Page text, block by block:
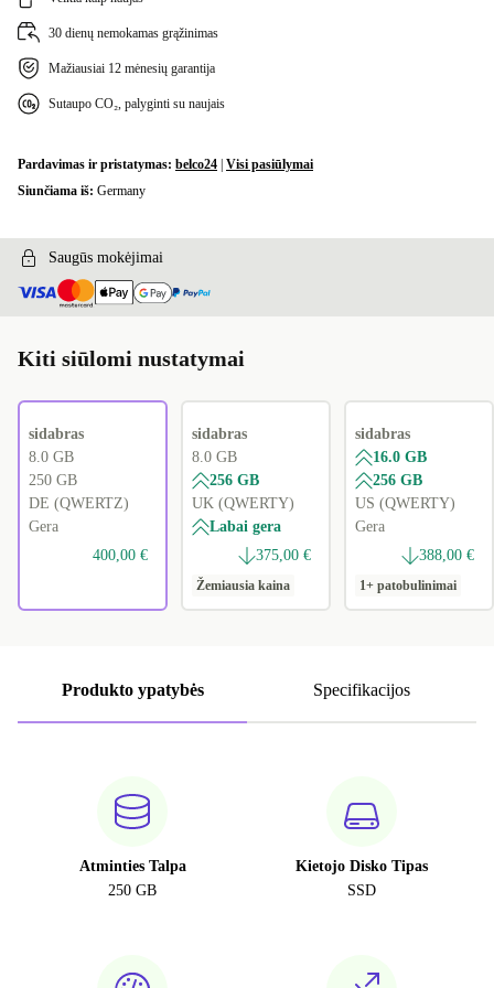
FR (AZERTY)
US (QWERTY)
30 dienų nemokamas grąžinimas
Mažiausiai 12 mėnesių garantija
Sutaupo CO₂, palyginti su naujais
Pardavimas ir pristatymas: belco24 Visi pasiūlymai
Siunčiama iš: Germany
Saugūs mokėjimai
Kiti siūlomi nustatymai
sidabras
8.0 GB
250 GB
DE (QWERTZ)
Gera
400,00 €
sidabras
8.0 GB
256 GB
UK (QWERTY)
Labai gera
375,00 €
Žemiausia kaina
sidabras
16.0 GB
256 GB
US (QWERTY)
Gera
388,00 €
1+ patobulinimai
Produkto ypatybės Specifikacijos
Atminties Talpa
250 GB
Kietojo Disko Tipas
SSD